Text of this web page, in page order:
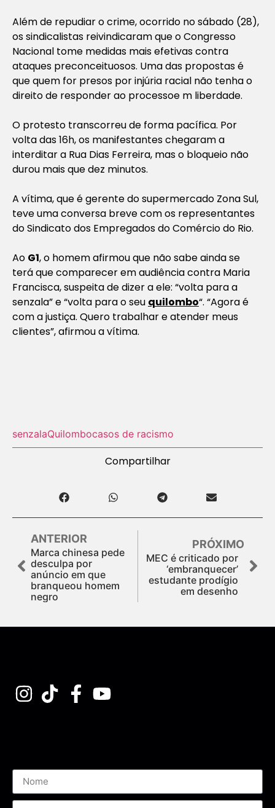
Além de repudiar o crime, ocorrido no sábado (28),
os sindicalistas reivindicaram que o Congresso
Nacional tome medidas mais efetivas contra
ataques preconceituosos. Uma das propostas é
que quem for presos por injúria racial não tenha o
direito de responder ao processoe m liberdade.
O protesto transcorreu de forma pacífica. Por
volta das 16h, os manifestantes chegaram a
interditar a Rua Dias Ferreira, mas o bloqueio não
durou mais que dez minutos.
A vítima, que é gerente do supermercado Zona Sul,
teve uma conversa breve com os representantes
do Sindicato dos Empregados do Comércio do Rio.
Ao G1, o homem afirmou que não sabe ainda se
terá que comparecer em audiência contra Maria
Francisca, suspeita de dizer a ele: “volta para a
senzala” e “volta para o seu quilombo“. “Agora é
com a justiça. Quero trabalhar e atender meus
clientes”, afirmou a vítima.
senzalaQuilombocasos de racismo
Compartilhar
ANTERIOR
Marca chinesa pede
desculpa por
anúncio em que
branqueou homem
negro
PRÓXIMO
MEC é criticado por
‘embranquecer’
estudante prodígio
em desenho